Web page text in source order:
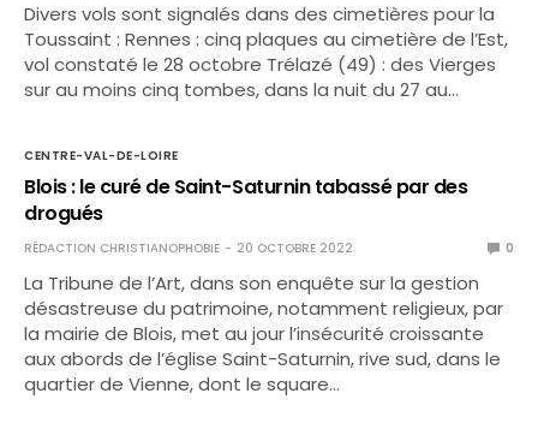
Divers vols sont signalés dans des cimetières pour la
Toussaint : Rennes : cinq plaques au cimetière de l’Est,
vol constaté le 28 octobre Trélazé (49) : des Vierges
sur au moins cinq tombes, dans la nuit du 27 au…
CENTRE-VAL-DE-LOIRE
Blois : le curé de Saint-Saturnin tabassé par des
drogués
RÉDACTION CHRISTIANOPHOBIE 20 OCTOBRE 2022 0
La Tribune de l’Art, dans son enquête sur la gestion
désastreuse du patrimoine, notamment religieux, par
la mairie de Blois, met au jour l’insécurité croissante
aux abords de l’église Saint-Saturnin, rive sud, dans le
quartier de Vienne, dont le square…